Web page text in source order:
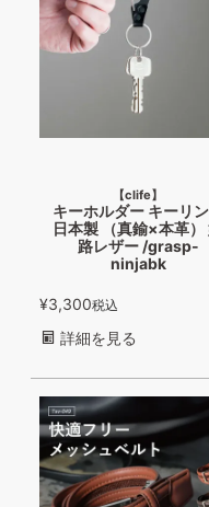
【clife】
キーホルダー キーリ
日本製 （真鍮×本革）
路レザー /grasp-
ninjabk
¥3,300税込
詳細を見る